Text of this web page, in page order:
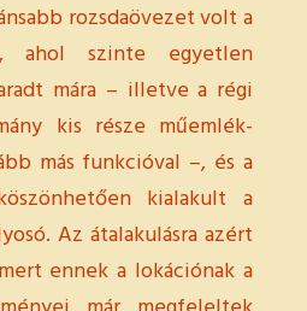
rozsdaövezet volt a
ahol szinte egyetlen
mára – illetve a régi
kis része műemlék-
más funkcióval –, és a
kialakult a
Az átalakulásra azért
ennek a lokációnak a